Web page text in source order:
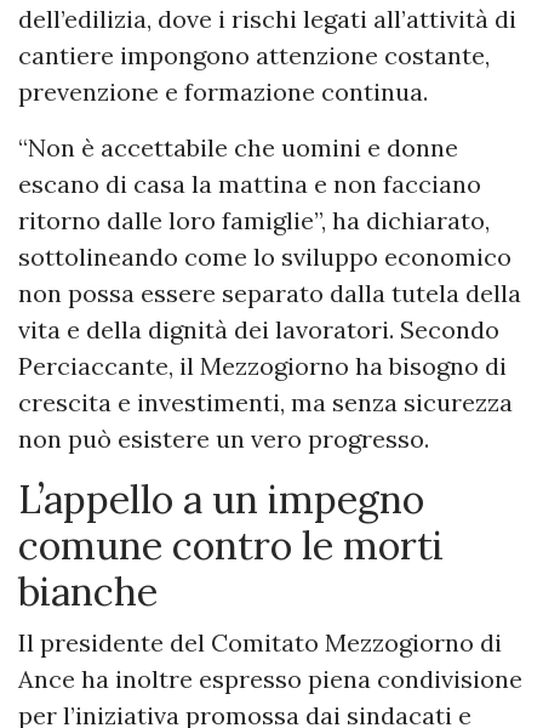
dell’edilizia, dove i rischi legati all’attività di
cantiere impongono attenzione costante,
prevenzione e formazione continua.
“Non è accettabile che uomini e donne
escano di casa la mattina e non facciano
ritorno dalle loro famiglie”, ha dichiarato,
sottolineando come lo sviluppo economico
non possa essere separato dalla tutela della
vita e della dignità dei lavoratori. Secondo
Perciaccante, il Mezzogiorno ha bisogno di
crescita e investimenti, ma senza sicurezza
non può esistere un vero progresso.
L’appello a un impegno
comune contro le morti
bianche
Il presidente del Comitato Mezzogiorno di
Ance ha inoltre espresso piena condivisione
per l’iniziativa promossa dai sindacati e